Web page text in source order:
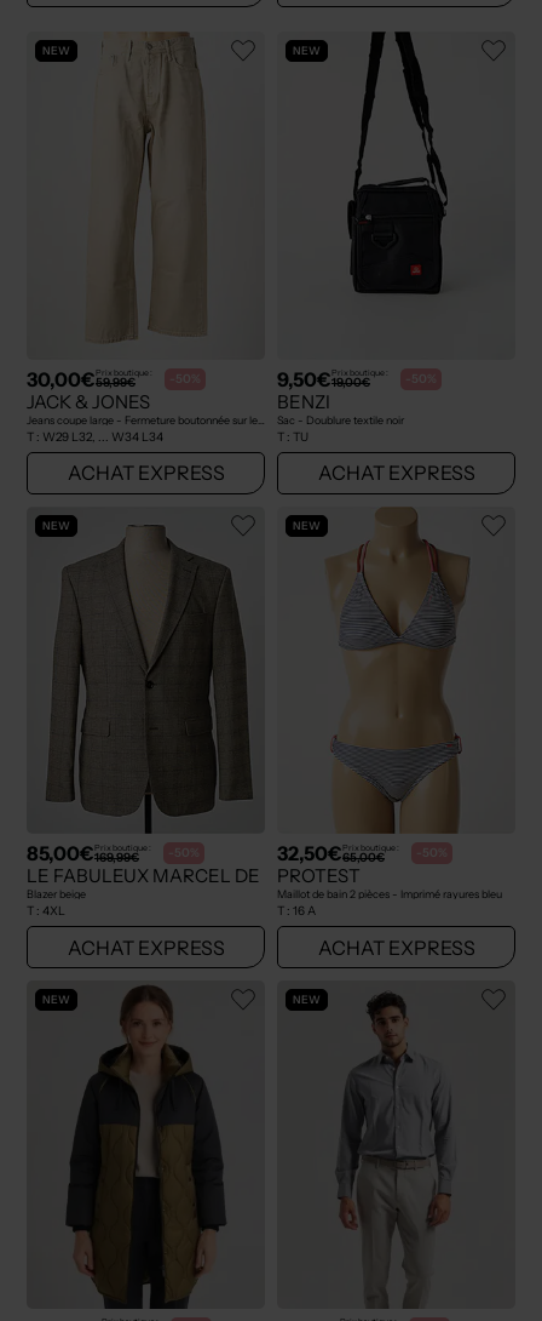
NEW
30,00€Prix boutique :
59,99€ -50%
JACK & JONES
T : W29 L32, ... W34 L34
ACHAT EXPRESS
NEW
9,50€Prix boutique :
19,00€ -50%
BENZI
Sac - Doublure textile noir
T : TU
ACHAT EXPRESS
NEW
85,00€Prix boutique :
169,99€ -50%
LE FABULEUX MARCEL DE BRUXELLES
Blazer beige
T : 4XL
ACHAT EXPRESS
NEW
32,50€Prix boutique :
65,00€ -50%
PROTEST
Maillot de bain 2 pièces - Imprimé rayures bleu
T : 16 A
ACHAT EXPRESS
NEW NEW